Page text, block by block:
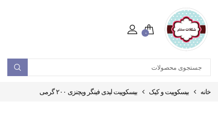
۰
خانه بیسکوییت و کیک بیسکوییت لیدی فینگر ویچنزی ۲۰۰ گرمی